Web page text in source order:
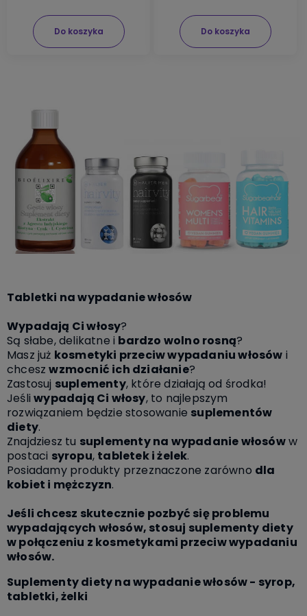
Do koszyka Do koszyka
Tabletki na wypadanie włosów
Wypadają Ci włosy?
Są słabe, delikatne i bardzo wolno rosną?
Masz już kosmetyki przeciw wypadaniu włosów i
chceszwzmocnić ich działanie?
Zastosuj suplementy, które działają od środka!
Jeśliwypadają Ci włosy, to najlepszym
rozwiązaniem będzie stosowanie suplementów
diety.
Znajdziesz tu suplementy na wypadanie włosóww
postaci syropu, tabletek i żelek.
Posiadamy produkty przeznaczone zarówno dla
kobiet i mężczyzn.
Jeśli chcesz skutecznie pozbyć się problemu
wypadających włosów, stosuj suplementy diety
w połączeniu z kosmetykami przeciw wypadaniu
włosów.
Suplementy diety na wypadanie włosów - syrop,
tabletki, żelki